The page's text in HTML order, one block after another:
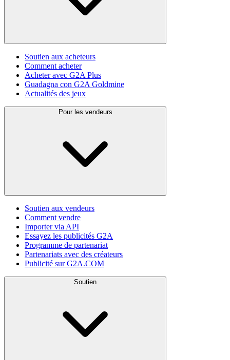
Soutien aux acheteurs
Comment acheter
Acheter avec G2A Plus
Guadagna con G2A Goldmine
Actualités des jeux
Pour les vendeurs
Soutien aux vendeurs
Comment vendre
Importer via API
Essayez les publicités G2A
Programme de partenariat
Partenariats avec des créateurs
Publicité sur G2A.COM
Soutien